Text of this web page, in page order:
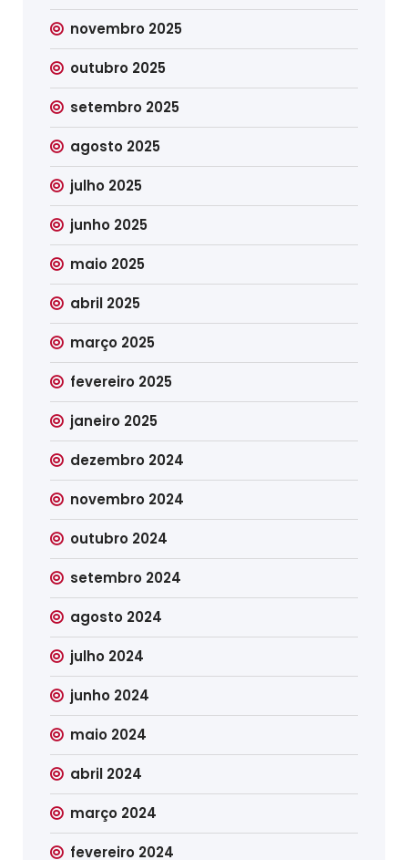
novembro 2025
outubro 2025
setembro 2025
agosto 2025
julho 2025
junho 2025
maio 2025
abril 2025
março 2025
fevereiro 2025
janeiro 2025
dezembro 2024
novembro 2024
outubro 2024
setembro 2024
agosto 2024
julho 2024
junho 2024
maio 2024
abril 2024
março 2024
fevereiro 2024